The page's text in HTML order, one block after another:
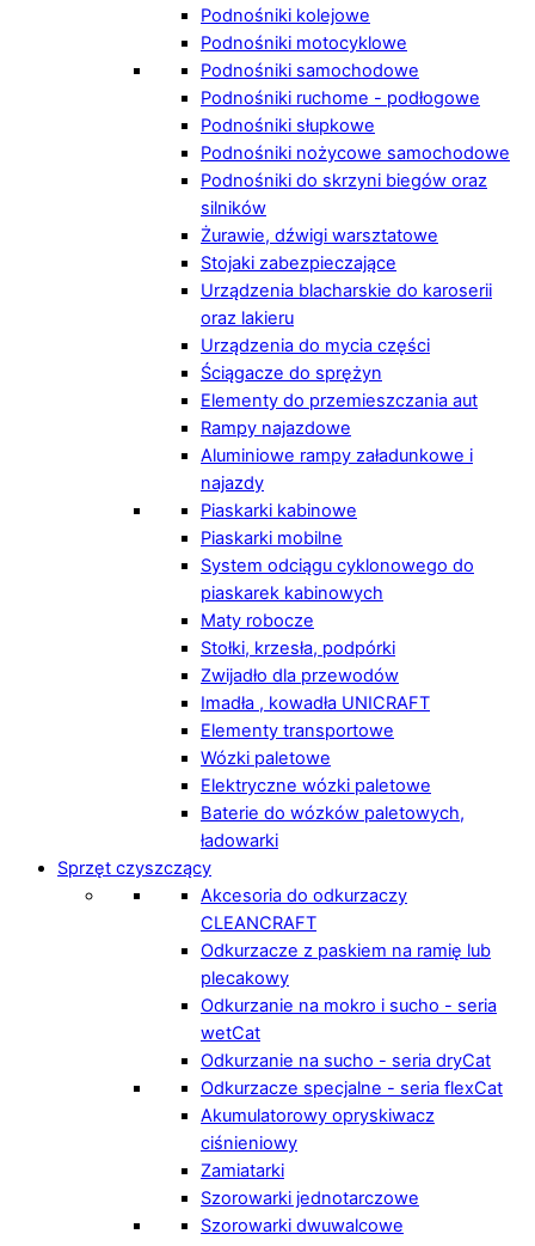
Podnośniki kolejowe
Podnośniki motocyklowe
Podnośniki samochodowe
Podnośniki ruchome - podłogowe
Podnośniki słupkowe
Podnośniki nożycowe samochodowe
Podnośniki do skrzyni biegów oraz
silników
Żurawie, dźwigi warsztatowe
Stojaki zabezpieczające
Urządzenia blacharskie do karoserii
oraz lakieru
Urządzenia do mycia części
Ściągacze do sprężyn
Elementy do przemieszczania aut
Rampy najazdowe
Aluminiowe rampy załadunkowe i
najazdy
Piaskarki kabinowe
Piaskarki mobilne
System odciągu cyklonowego do
piaskarek kabinowych
Maty robocze
Stołki, krzesła, podpórki
Zwijadło dla przewodów
Imadła , kowadła UNICRAFT
Elementy transportowe
Wózki paletowe
Elektryczne wózki paletowe
Baterie do wózków paletowych,
ładowarki
Sprzęt czyszczący
Akcesoria do odkurzaczy
CLEANCRAFT
Odkurzacze z paskiem na ramię lub
plecakowy
Odkurzanie na mokro i sucho - seria
wetCat
Odkurzanie na sucho - seria dryCat
Odkurzacze specjalne - seria flexCat
Akumulatorowy opryskiwacz
ciśnieniowy
Zamiatarki
Szorowarki jednotarczowe
Szorowarki dwuwalcowe